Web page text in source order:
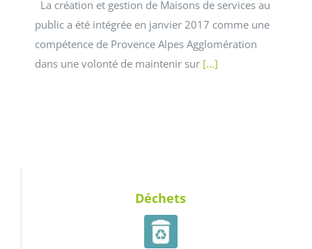
La création et gestion de Maisons de services au
public a été intégrée en janvier 2017 comme une
compétence de Provence Alpes Agglomération
dans une volonté de maintenir sur [...]
Déchets